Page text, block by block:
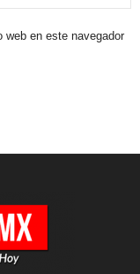
web en este navegador